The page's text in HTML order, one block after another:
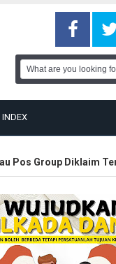
INDEX
Group Diklaim